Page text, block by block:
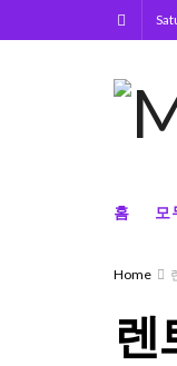
홈 모
Home
렌